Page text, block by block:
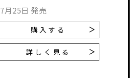
7月25日 発売
購入する
詳しく見る